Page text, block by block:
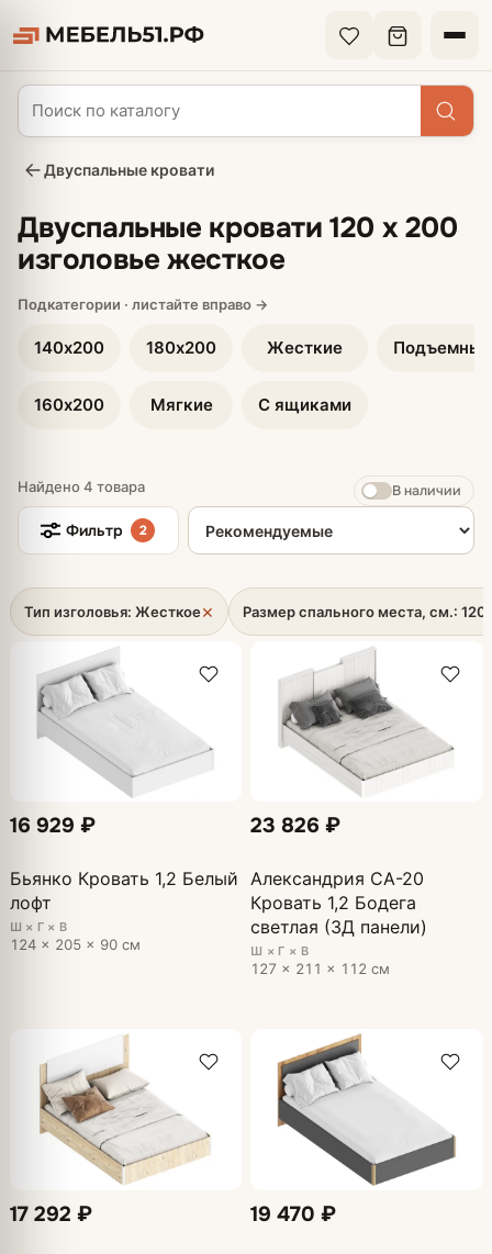
Двуспальные кровати
Двуспальные кровати 120 х 200
изголовье жесткое
140х200
160х200
180х200
Мягкие
Жесткие
С ящиками
Подъемные
Найдено 4 товара В наличии
Фильтр 2
Сортировка товаров
Тип изголовья: Жесткое× Размер спального места, см.: 120
16 929 ₽
Бьянко Кровать 1,2 Белый
лофт
Ш × Г × В
124 × 205 × 90 см
23 826 ₽
Александрия СА-20
Кровать 1,2 Бодега
светлая (3Д панели)
Ш × Г × В
127 × 211 × 112 см
17 292 ₽ 19 470 ₽